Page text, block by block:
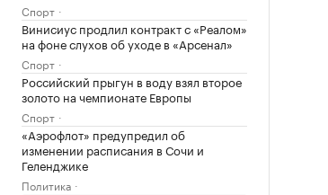
Спорт
Винисиус продлил контракт с «Реалом»
на фоне слухов об уходе в «Арсенал»
Спорт
Российский прыгун в воду взял второе
золото на чемпионате Европы
Спорт
«Аэрофлот» предупредил об
изменении расписания в Сочи и
Геленджике
Политика